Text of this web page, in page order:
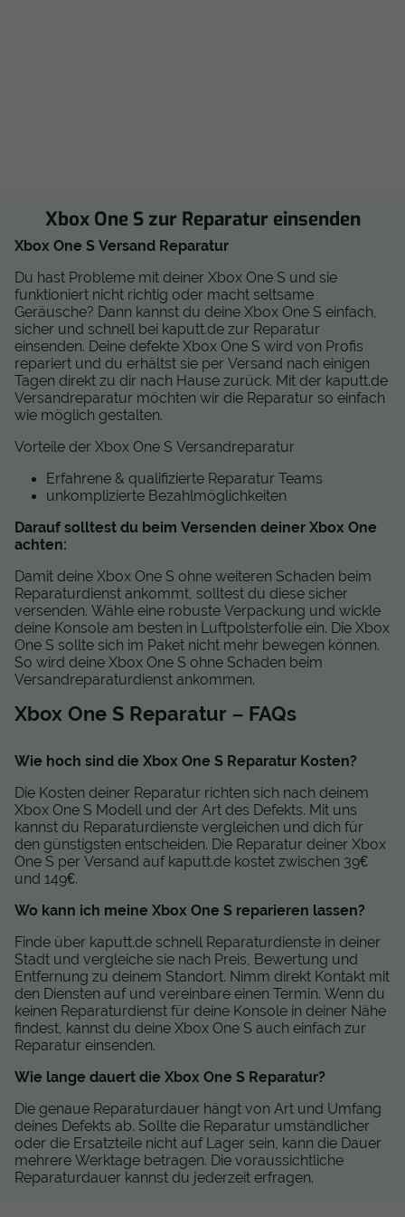
Xbox One S zur Reparatur einsenden
Xbox One S Versand Reparatur
Du hast Probleme mit deiner Xbox One S und sie
funktioniert nicht richtig oder macht seltsame
Geräusche? Dann kannst du deine Xbox One S einfach,
sicher und schnell bei kaputt.de zur Reparatur
einsenden. Deine defekte Xbox One S wird von Profis
repariert und du erhältst sie per Versand nach einigen
Tagen direkt zu dir nach Hause zurück. Mit der kaputt.de
Versandreparatur möchten wir die Reparatur so einfach
wie möglich gestalten.
Vorteile der Xbox One S Versandreparatur
Erfahrene & qualifizierte Reparatur Teams
unkomplizierte Bezahlmöglichkeiten
Darauf solltest du beim Versenden deiner Xbox One
achten:
Damit deine Xbox One S ohne weiteren Schaden beim
Reparaturdienst ankommt, solltest du diese sicher
versenden. Wähle eine robuste Verpackung und wickle
deine Konsole am besten in Luftpolsterfolie ein. Die Xbox
One S sollte sich im Paket nicht mehr bewegen können.
So wird deine Xbox One S ohne Schaden beim
Versandreparaturdienst ankommen.
Xbox One S Reparatur – FAQs
Wie hoch sind die Xbox One S Reparatur Kosten?
Die Kosten deiner Reparatur richten sich nach deinem
Xbox One S Modell und der Art des Defekts. Mit uns
kannst du Reparaturdienste vergleichen und dich für
den günstigsten entscheiden. Die Reparatur deiner Xbox
One S per Versand auf kaputt.de kostet zwischen 39€
und 149€.
Wo kann ich meine Xbox One S reparieren lassen?
Finde über kaputt.de schnell Reparaturdienste in deiner
Stadt und vergleiche sie nach Preis, Bewertung und
Entfernung zu deinem Standort. Nimm direkt Kontakt mit
den Diensten auf und vereinbare einen Termin. Wenn du
keinen Reparaturdienst für deine Konsole in deiner Nähe
findest, kannst du deine Xbox One S auch einfach zur
Reparatur einsenden.
Wie lange dauert die Xbox One S Reparatur?
Die genaue Reparaturdauer hängt von Art und Umfang
deines Defekts ab. Sollte die Reparatur umständlicher
oder die Ersatzteile nicht auf Lager sein, kann die Dauer
mehrere Werktage betragen. Die voraussichtliche
Reparaturdauer kannst du jederzeit erfragen.